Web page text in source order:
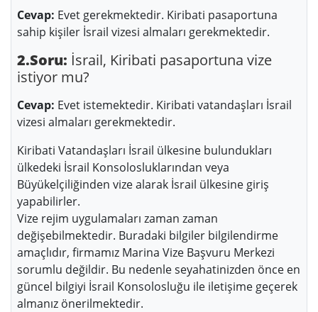
Cevap: Evet gerekmektedir. Kiribati pasaportuna
sahip kişiler İsrail vizesi almaları gerekmektedir.
2.Soru: İsrail, Kiribati pasaportuna vize
istiyor mu?
Cevap: Evet istemektedir. Kiribati vatandaşları İsrail
vizesi almaları gerekmektedir.
Kiribati Vatandaşları İsrail ülkesine bulundukları
ülkedeki İsrail Konsolosluklarından veya
Büyükelçiliğinden vize alarak İsrail ülkesine giriş
yapabilirler.
Vize rejim uygulamaları zaman zaman
değişebilmektedir. Buradaki bilgiler bilgilendirme
amaçlıdır, firmamız Marina Vize Başvuru Merkezi
sorumlu değildir. Bu nedenle seyahatinizden önce en
güncel bilgiyi İsrail Konsolosluğu ile iletişime geçerek
almanız önerilmektedir.